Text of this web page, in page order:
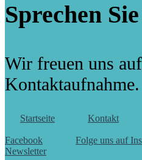
Sprechen
Wir freuen uns
Kontaktaufnahme.
Startseite Kontakt
Facebook
Folge uns auf
Newsletter